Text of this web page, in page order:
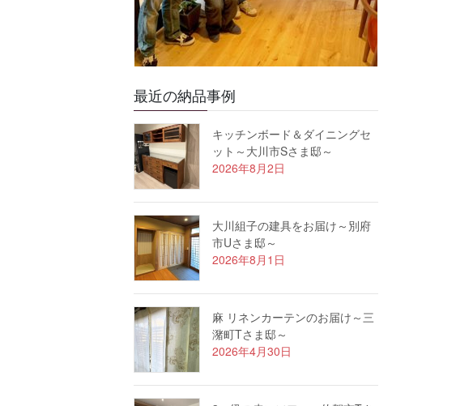
最近の納品事例
キッチンボード＆ダイニングセ
ット～大川市Sさま邸～
2026年8月2日
大川組子の建具をお届け～別府
市Uさま邸～
2026年8月1日
麻 リネンカーテンのお届け～三
潴町Tさま邸～
2026年4月30日